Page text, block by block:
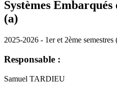
Systèmes
(a)
2025-2026 - 1er et 2ème
Responsable :
Samuel TARDIEU